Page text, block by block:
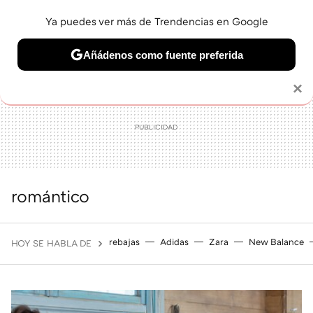
BELLEZA SHOPPING VIAJES GASTRO SNEAKERS
romántico
HOY SE HABLA DE rebajas Adidas Zara New Balance
×
Ya puedes ver más de Trendencias en Google
Añádenos como fuente preferida